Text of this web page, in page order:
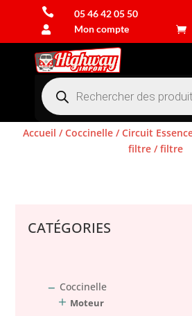
 05 46 42 05 50
 Mon compte 
Recherche
de
produits
Accueil /Coccinelle/Circuit
filtre/ filtre
CATÉGORIES
Coccinelle
Moteur